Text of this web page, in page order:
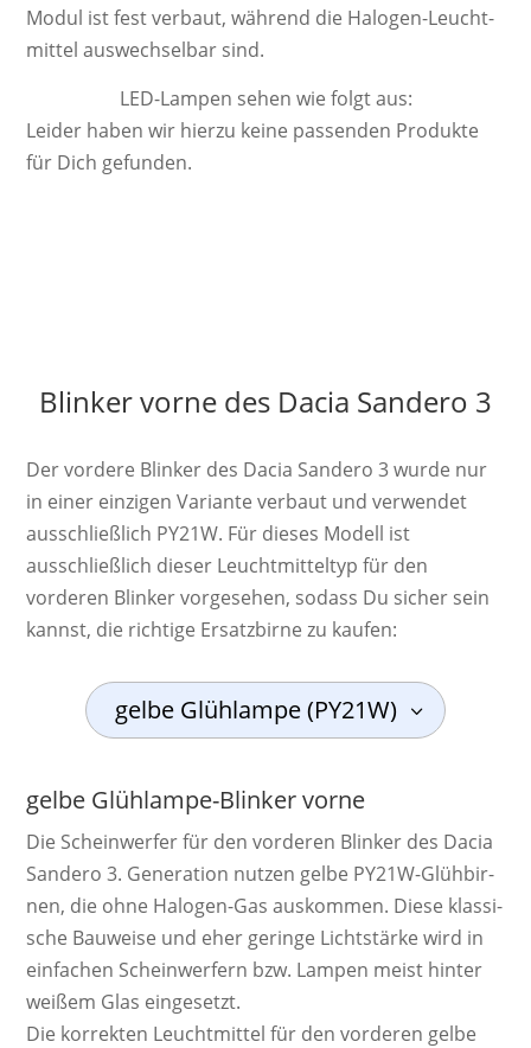
Modul ist fest ver­baut, wäh­rend die Ha­lo­gen-Leucht­
mittel aus­wech­sel­bar sind.
LED-Lampen sehen wie folgt aus:
Leider haben wir hierzu keine passenden Produkte
für Dich gefunden.
Blinker vorne des Dacia Sandero 3
Der vordere Blinker des Dacia Sandero 3 wurde nur
in einer einzigen Variante verbaut und verwendet
ausschließlich PY21W. Für dieses Modell ist
ausschließlich dieser Leuchtmitteltyp für den
vorderen Blinker vorgesehen, sodass Du sicher sein
kannst, die richtige Ersatzbirne zu kaufen:
gelbe Glühlampe (PY21W)
gelbe Glühlampe-Blinker vorne
Die Schein­werf­er für den vorderen Blinker des Dacia
Sandero 3. Ge­ne­ra­ti­on nutzen gelbe PY21W-Glüh­bir­
nen, die ohne Ha­lo­gen-Gas aus­kom­men. Diese klas­si­
sche Bau­weise und eher ge­ringe Licht­stärke wird in
ein­fachen Schein­werf­ern bzw. Lam­pen meist hinter
weißem Glas ein­gesetzt.
Die kor­rek­ten Leucht­mittel für den vorderen gelbe